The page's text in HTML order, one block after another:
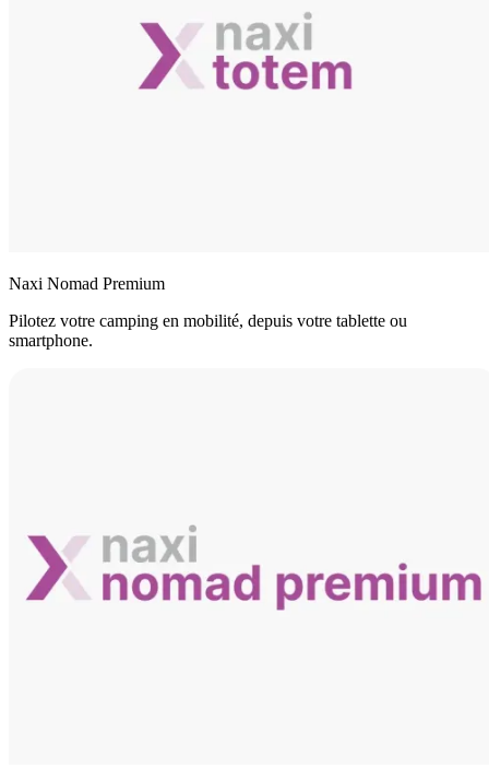
Naxi Nomad Premium
Pilotez votre camping en mobilité, depuis votre tablette ou
smartphone.